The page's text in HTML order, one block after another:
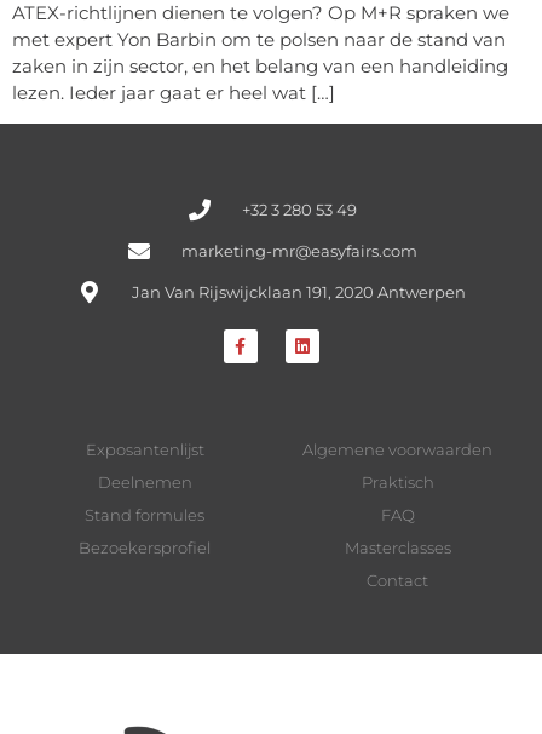
ATEX-richtlijnen dienen te volgen? Op M+R spraken we
met expert Yon Barbin om te polsen naar de stand van
zaken in zijn sector, en het belang van een handleiding
lezen. Ieder jaar gaat er heel wat […]
+32 3 280 53 49
marketing-mr@easyfairs.com
Jan Van Rijswijcklaan 191, 2020 Antwerpen
Exposantenlijst
Deelnemen
Stand formules
Bezoekersprofiel
Algemene voorwaarden
Praktisch
FAQ
Masterclasses
Contact